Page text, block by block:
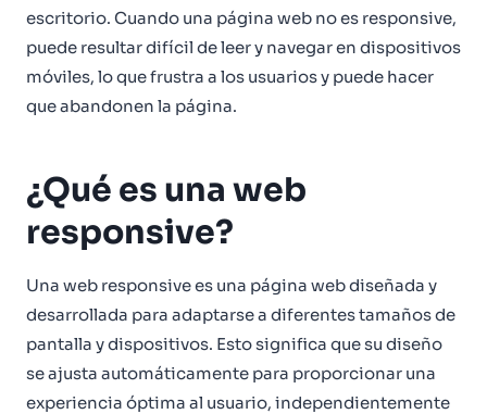
escritorio. Cuando una página web no es responsive,
puede resultar difícil de leer y navegar en dispositivos
móviles, lo que frustra a los usuarios y puede hacer
que abandonen la página.
¿Qué es una web
responsive?
Una web responsive es una página web diseñada y
desarrollada para adaptarse a diferentes tamaños de
pantalla y dispositivos. Esto significa que su diseño
se ajusta automáticamente para proporcionar una
experiencia óptima al usuario, independientemente